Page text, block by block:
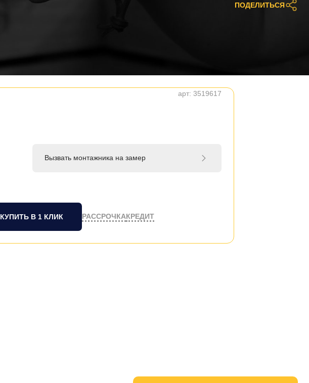
ПОДЕЛИТЬСЯ
арт: 3519617
Вызвать монтажника на замер
КУПИТЬ В 1 КЛИК РАССРОЧКАКРЕДИТ